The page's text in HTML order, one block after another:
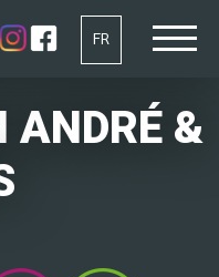
FR
ANDRÉ &